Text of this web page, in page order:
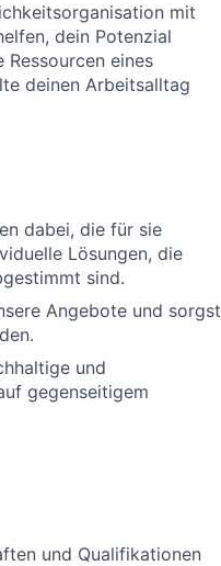
mit
dein Potenzial
eines
deinen Arbeitsalltag
dabei, die für sie
Lösungen, die
sind.
Angebote und sorgst
und
gegenseitigem
und Qualifikationen